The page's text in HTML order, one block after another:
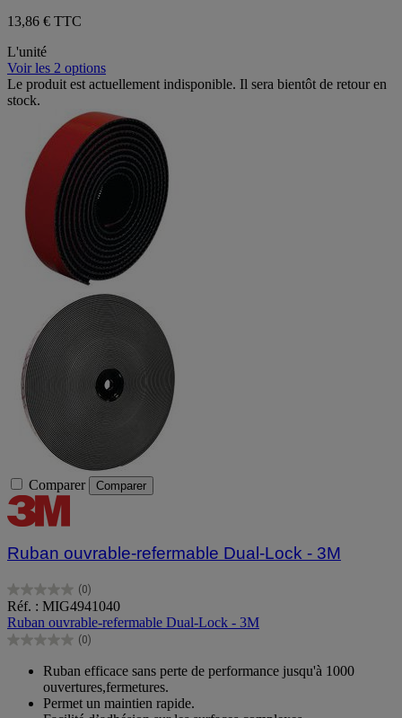
13,86 € TTC
L'unité
Voir les 2 options
Le produit est actuellement indisponible. Il sera bientôt de retour en
stock.
Comparer Comparer
Ruban ouvrable-refermable Dual-Lock - 3M
(0)
0.0
sur
5
étoiles.
Réf. : MIG4941040
Ruban ouvrable-refermable Dual-Lock - 3M
(0)
0.0
étoiles.
Ruban efficace sans perte de performance jusqu'à 1000
ouvertures,fermetures.
Permet un maintien rapide.